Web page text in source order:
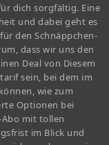
dich sorgfältig. Eine
und dabei geht es
den Schnäppchen-
dass wir uns den
Deal von Diesem
sein, bei dem im
wie zum
Optionen bei
Abo mit tollen
im Blick und